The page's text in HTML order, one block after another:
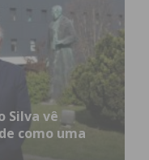
Silva vê
como uma